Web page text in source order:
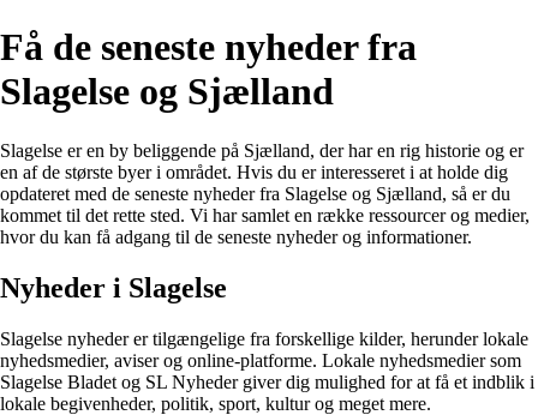
Få de seneste nyheder fra
Slagelse og Sjælland
Slagelse er en by beliggende på Sjælland, der har en rig historie og er
en af de største byer i området. Hvis du er interesseret i at holde dig
opdateret med de seneste nyheder fra Slagelse og Sjælland, så er du
kommet til det rette sted. Vi har samlet en række ressourcer og medier,
hvor du kan få adgang til de seneste nyheder og informationer.
Nyheder i Slagelse
Slagelse nyheder er tilgængelige fra forskellige kilder, herunder lokale
nyhedsmedier, aviser og online-platforme. Lokale nyhedsmedier som
Slagelse Bladet og SL Nyheder giver dig mulighed for at få et indblik i
lokale begivenheder, politik, sport, kultur og meget mere.